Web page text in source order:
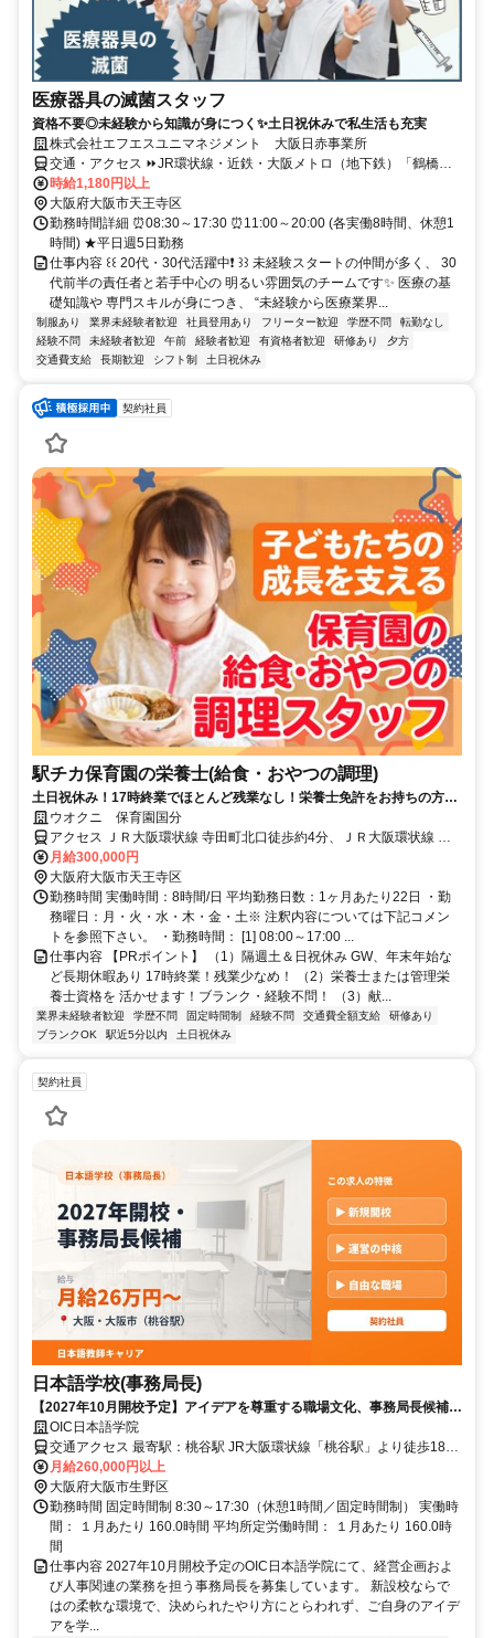
医療器具の滅菌スタッフ
資格不要◎未経験から知識が身につく✨土日祝休みで私生活も充実
株式会社エフエスユニマネジメント 大阪日赤事業所
交通・アクセス ⏩JR環状線・近鉄・大阪メトロ（地下鉄）「鶴橋
駅」より徒歩7分⏩近鉄「大阪上本町駅」より徒歩10分⏩大阪メトロ
（地下鉄）谷町線 「谷町九丁目駅」より徒歩15分
時給1,180円以上
大阪府大阪市天王寺区
勤務時間詳細 ⏰08:30～17:30 ⏰11:00～20:00 (各実働8時間、休憩1
時間) ★平日週5日勤務
仕事内容 ꒰꒰ 20代・30代活躍中❗ ꒱꒱ 未経験スタートの仲間が多く、 30
代前半の責任者と若手中心の 明るい雰囲気のチームです✨ 医療の基
礎知識や 専門スキルが身につき、 “未経験から医療業界...
制服あり 業界未経験者歓迎 社員登用あり フリーター歓迎 学歴不問
転勤なし
経験不問
未経験者歓迎 午前 経験者歓迎 有資格者歓迎 研修あり
夕方
交通費支給
長期歓迎 シフト制 土日祝休み
契約社員
駅チカ保育園の栄養士(給食・おやつの調理)
土日祝休み！17時終業でほとんど残業なし！栄養士免許をお持ちの方必
見！ブランクがあっても大丈夫◎
ウオクニ 保育園国分
アクセス ＪＲ大阪環状線 寺田町北口徒歩約4分、ＪＲ大阪環状線 天
王寺北口徒歩約15分、ＪＲ阪和線 天王寺北口徒歩約15分
月給300,000円
大阪府大阪市天王寺区
勤務時間 実働時間：8時間/日 平均勤務日数：1ヶ月あたり22日 ・勤
務曜日：月・火・水・木・金・土※ 注釈内容については下記コメン
トを参照下さい。 ・勤務時間： [1] 08:00～17:00 ...
仕事内容 【PRポイント】 （1）隔週土＆日祝休み GW、年末年始な
ど長期休暇あり 17時終業！残業少なめ！ （2）栄養士または管理栄
養士資格を 活かせます！ブランク・経験不問！ （3）献...
業界未経験者歓迎 学歴不問 固定時間制 経験不問 交通費全額支給
研修あり
ブランクOK
駅近5分以内 土日祝休み
契約社員
日本語学校(事務局長)
【2027年10月開校予定】アイデアを尊重する職場文化、事務局長候補と
して運営の中核へ成長。
OIC日本語学院
交通アクセス 最寄駅：桃谷駅 JR大阪環状線「桃谷駅」より徒歩18分
「鶴橋駅」より徒歩20分 大阪シティバス「生野区役所」バス停より
徒歩3分
月給260,000円以上
大阪府大阪市生野区
勤務時間 固定時間制 8:30～17:30（休憩1時間／固定時間制） 実働時
間： １月あたり 160.0時間 平均所定労働時間： １月あたり 160.0時
間
仕事内容 2027年10月開校予定のOIC日本語学院にて、経営企画およ
び人事関連の業務を担う事務局長を募集しています。 新設校ならで
はの柔軟な環境で、決められたやり方にとらわれず、ご自身のアイデ
アを学...